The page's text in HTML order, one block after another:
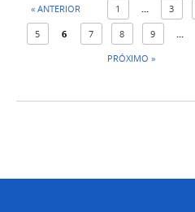
« ANTERIOR 1 ... 3
5 6 7 8 9 ...
PRÓXIMO »